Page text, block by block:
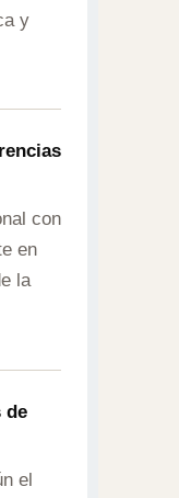
y
con
en
la
de
el